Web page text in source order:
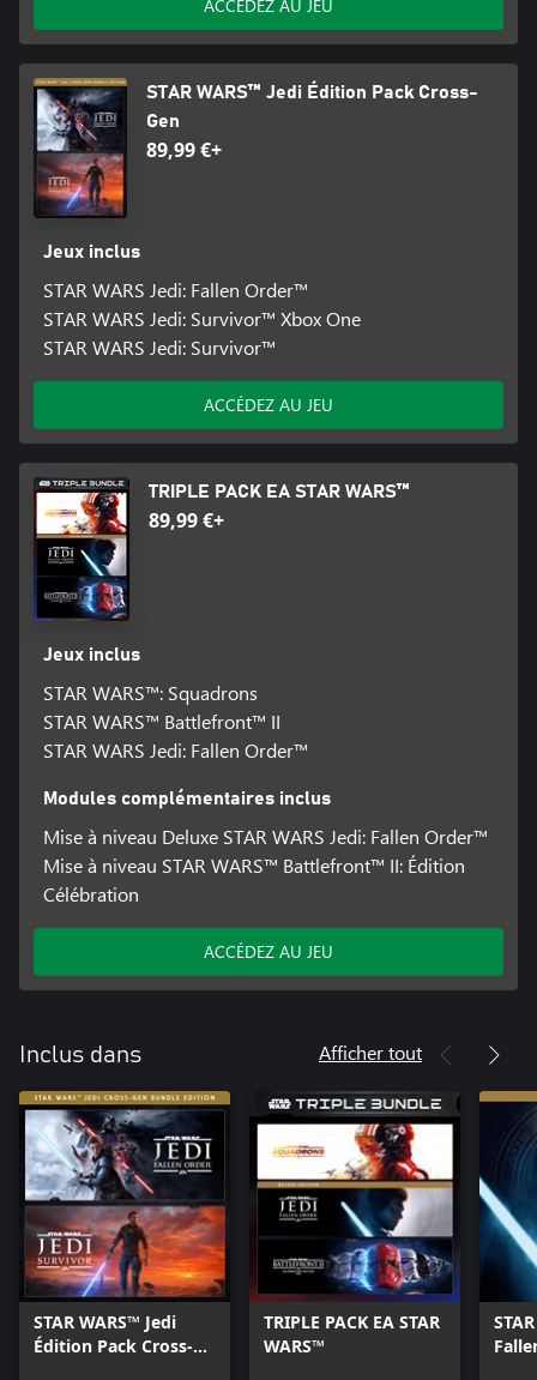
ACCÉDEZ AU JEU
STAR WARS™ Jedi Édition Pack Cross-
Gen
89,99 €+
Jeux inclus
STAR WARS Jedi: Fallen Order™
STAR WARS Jedi: Survivor™ Xbox One
STAR WARS Jedi: Survivor™
ACCÉDEZ AU JEU
TRIPLE PACK EA STAR WARS™
89,99 €+
Jeux inclus
STAR WARS™: Squadrons
STAR WARS™ Battlefront™ II
STAR WARS Jedi: Fallen Order™
Modules complémentaires inclus
Mise à niveau Deluxe STAR WARS Jedi: Fallen Order™
Mise à niveau STAR WARS™ Battlefront™ II: Édition
Célébration
ACCÉDEZ AU JEU
Inclus dans Afficher tout
STAR WARS™ Jedi
Édition Pack Cross-
TRIPLE PACK EA STAR
WARS™